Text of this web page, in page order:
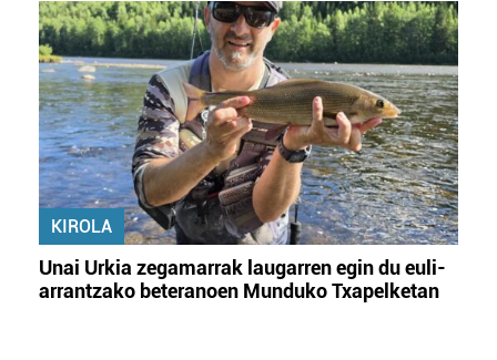
KIROLA
Unai Urkia zegamarrak laugarren egin du euli-
arrantzako beteranoen Munduko Txapelketan